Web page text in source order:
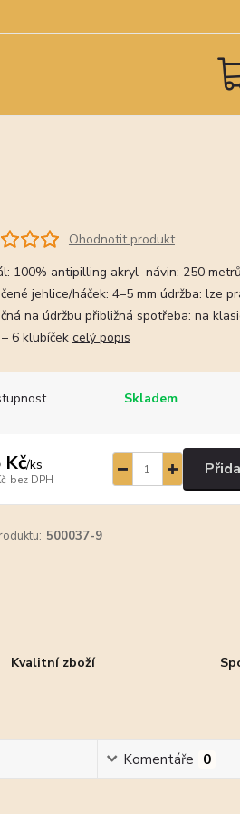
Ohodnotit produkt
100% antipilling akryl návin: 250
jehlice/háček: 4–5 mm údržba: lze
na údržbu přibližná spotřeba: na
6 klubíček celý popis
Skladem
Kč/ks
bez DPH
500037-9
Kvalitní zboží
Komentáře 0